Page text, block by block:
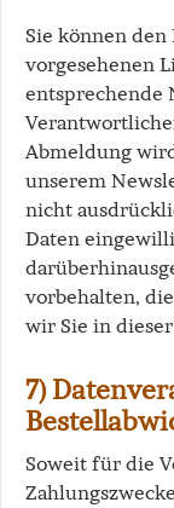
Sie können
vorgesehenen
entsprechende
Abmeldung
unserem
nicht
Daten
vorbehalten,
wir Sie in
7)
Soweit für die